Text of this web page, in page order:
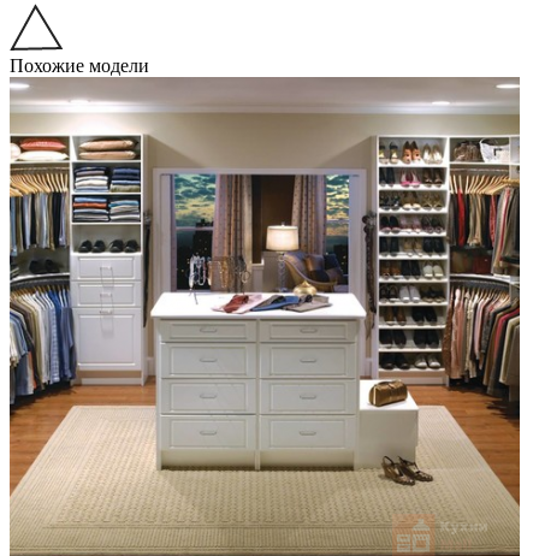
Похожие модели